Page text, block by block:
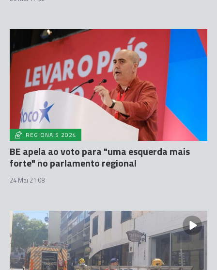
REGIONAIS 2024
BE apela ao voto para "uma esquerda mais
forte" no parlamento regional
24 Mai 21:08